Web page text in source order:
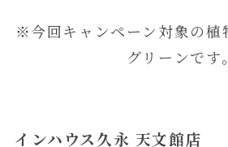
※今回キャンペーン対象の植
グリーンです。
インハウス久永 天文館店